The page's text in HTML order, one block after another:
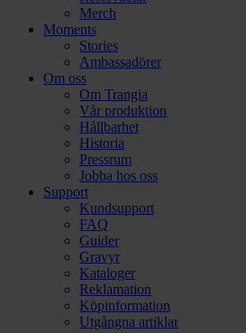
Merch
Moments
Stories
Ambassadörer
Om oss
Om Trangia
Vår produktion
Hållbarhet
Historia
Pressrum
Jobba hos oss
Support
Kundsupport
FAQ
Guider
Gravyr
Kataloger
Reklamation
Köpinformation
Utgångna artiklar